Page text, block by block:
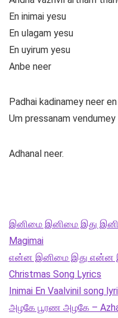
En inimai yesu
En ulagam yesu
En uyirum yesu
Anbe neer
Padhai kadinamey neer
Um pressanam
Adhanal neer.
இனிமை இனிமை இது
Magimai
என்ன இனிமை இது என்ன
Christmas Song Lyrics
Inimai En Vaalvinil song
அழகே பூரண அழகே –